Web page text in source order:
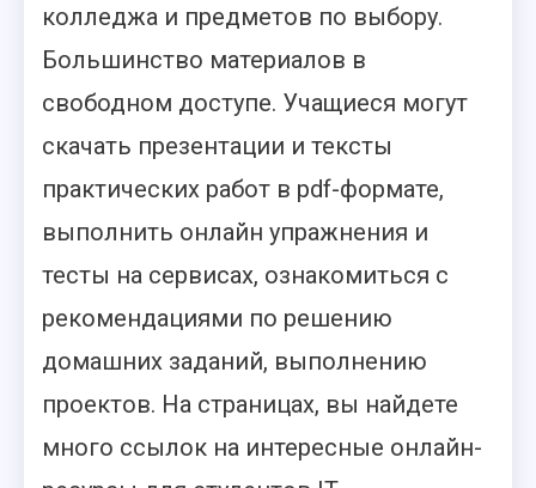
колледжа и предметов по выбору.
Большинство материалов в
свободном доступе. Учащиеся могут
скачать презентации и тексты
практических работ в pdf-формате,
выполнить онлайн упражнения и
тесты на сервисах, ознакомиться с
рекомендациями по решению
домашних заданий, выполнению
проектов. На страницах, вы найдете
много ссылок на интересные онлайн-